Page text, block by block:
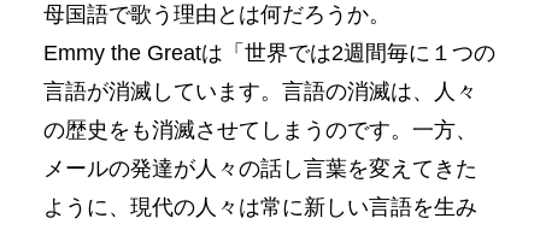
母国語で歌う理由とは何だろうか。
Emmy the Greatは「世界では2週間毎に１つの
言語が消滅しています。言語の消滅は、人々
の歴史をも消滅させてしまうのです。一方、
メールの発達が人々の話し言葉を変えてきた
ように、現代の人々は常に新しい言語を生み